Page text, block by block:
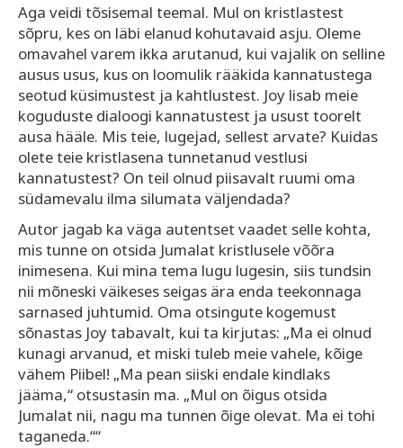
Aga veidi tõsisemal teemal. Mul on kristlastest
sõpru, kes on läbi elanud kohutavaid asju. Oleme
omavahel varem ikka arutanud, kui vajalik on selline
ausus usus, kus on loomulik rääkida kannatustega
seotud küsimustest ja kahtlustest. Joy lisab meie
koguduste dialoogi kannatustest ja usust toorelt
ausa hääle. Mis teie, lugejad, sellest arvate? Kuidas
olete teie kristlasena tunnetanud vestlusi
kannatustest? On teil olnud piisavalt ruumi oma
südamevalu ilma silumata väljendada?
Autor jagab ka väga autentset vaadet selle kohta,
mis tunne on otsida Jumalat kristlusele võõra
inimesena. Kui mina tema lugu lugesin, siis tundsin
nii mõneski väikeses seigas ära enda teekonnaga
sarnased juhtumid. Oma otsingute kogemust
sõnastas Joy tabavalt, kui ta kirjutas: „Ma ei olnud
kunagi arvanud, et miski tuleb meie vahele, kõige
vähem Piibel! „Ma pean siiski endale kindlaks
jääma,“ otsustasin ma. „Mul on õigus otsida
Jumalat nii, nagu ma tunnen õige olevat. Ma ei tohi
taganeda.““